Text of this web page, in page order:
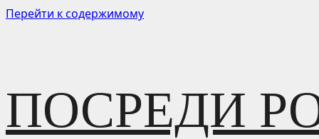
Перейти к содержимому
ПОСРЕДИ